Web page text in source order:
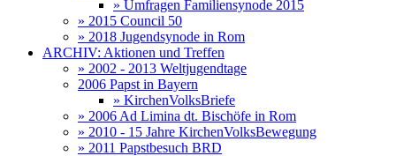
» Umfragen Familiensynode 2015
» 2015 Council 50
» 2018 Jugendsynode in Rom
ARCHIV: Aktionen und Treffen
» 2002 - 2013 Weltjugendtage
2006 Papst in Bayern
» KirchenVolksBriefe
» 2006 Ad Limina dt. Bischöfe in Rom
» 2010 - 15 Jahre KirchenVolksBewegung
» 2011 Papstbesuch BRD